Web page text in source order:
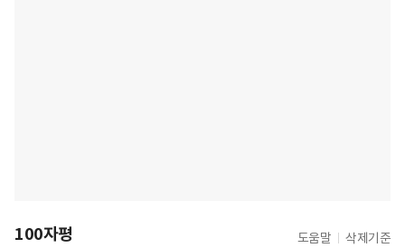
100자평 도움말 삭제기준